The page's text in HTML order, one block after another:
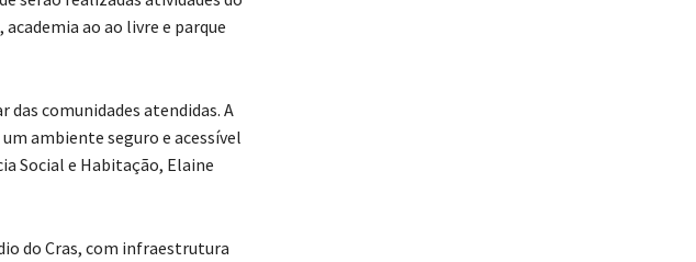
ao ao livre e parque
das comunidades atendidas. A
ambiente seguro e acessível
Social e Habitação, Elaine
do Cras, com infraestrutura